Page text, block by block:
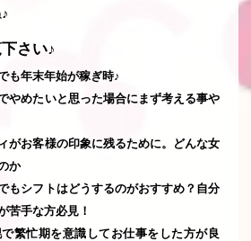
さい♪
も年末年始が稼ぎ時♪
やめたいと思った場合にまず考える事や
がお客様の印象に残るために。どんな女
か
もシフトはどうするのがおすすめ？自分
苦手な方必見！
繁忙期を意識してお仕事をした方が良